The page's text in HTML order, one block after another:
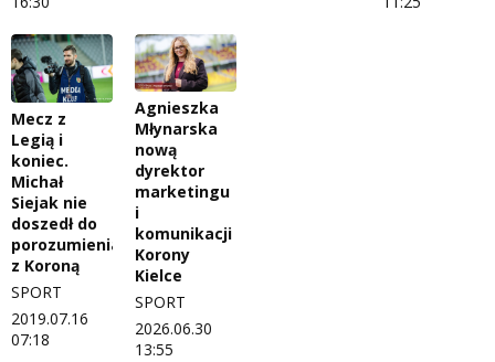
Słowo Dnia
Tak wierzę
Weekend z blondynką
W starych Kielcach
Wszystko w temacie
Regulamin darowizn
Regulamin konkursu Zwierzak naszej klasy
Polityka prywatności
ZNAJDZIESZ NAS TAKŻE NA
Mecz z
Legią i
koniec.
Michał
Siejak nie
doszedł do
porozumienia
z Koroną
SPORT
2019.07.16
07:18
Agnieszka
Młynarska
nową
dyrektor
marketingu
i
komunikacji
Korony
Kielce
SPORT
2026.06.30
13:55